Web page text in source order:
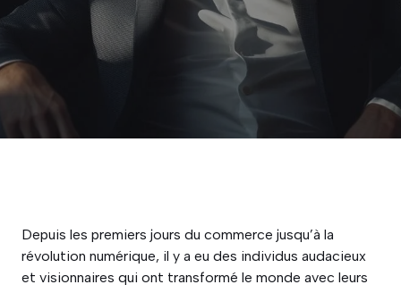
Depuis les premiers jours du commerce jusqu’à la
révolution numérique, il y a eu des individus audacieux
et visionnaires qui ont transformé le monde avec leurs